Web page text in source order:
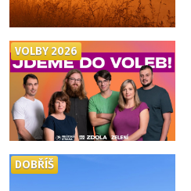
VOLBY 2026
DOBŘÍŠ